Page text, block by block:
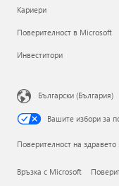
Кариери
Поверителност в Microsoft
Инвеститори
Български (България)
Вашите избори за
Поверителност на
Връзка с Microsoft